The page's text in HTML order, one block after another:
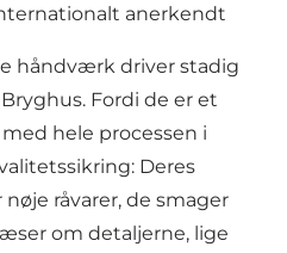
anerkendt
håndværk driver stadig
Fordi de er et
hele processen i
Deres
råvarer, de smager
om detaljerne, lige